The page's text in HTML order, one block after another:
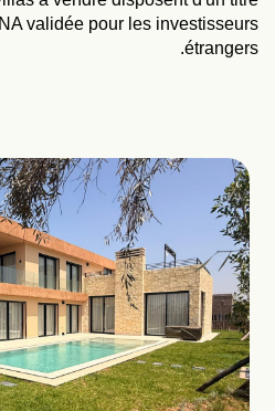
validée pour les investisseurs
étrangers.